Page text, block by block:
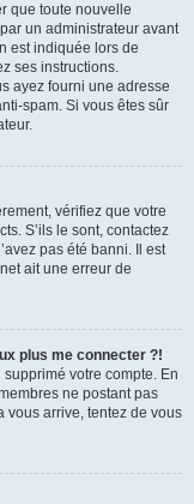
que toute nouvelle
un administrateur avant
est indiquée lors de
ses instructions.
ayez fourni une adresse
spam. Si vous êtes sûr
vérifiez que votre
S’ils le sont, contactez
pas été banni. Il est
ait une erreur de
plus me connecter ?!
supprimé votre compte. En
ne postant pas
vous arrive, tentez de vous